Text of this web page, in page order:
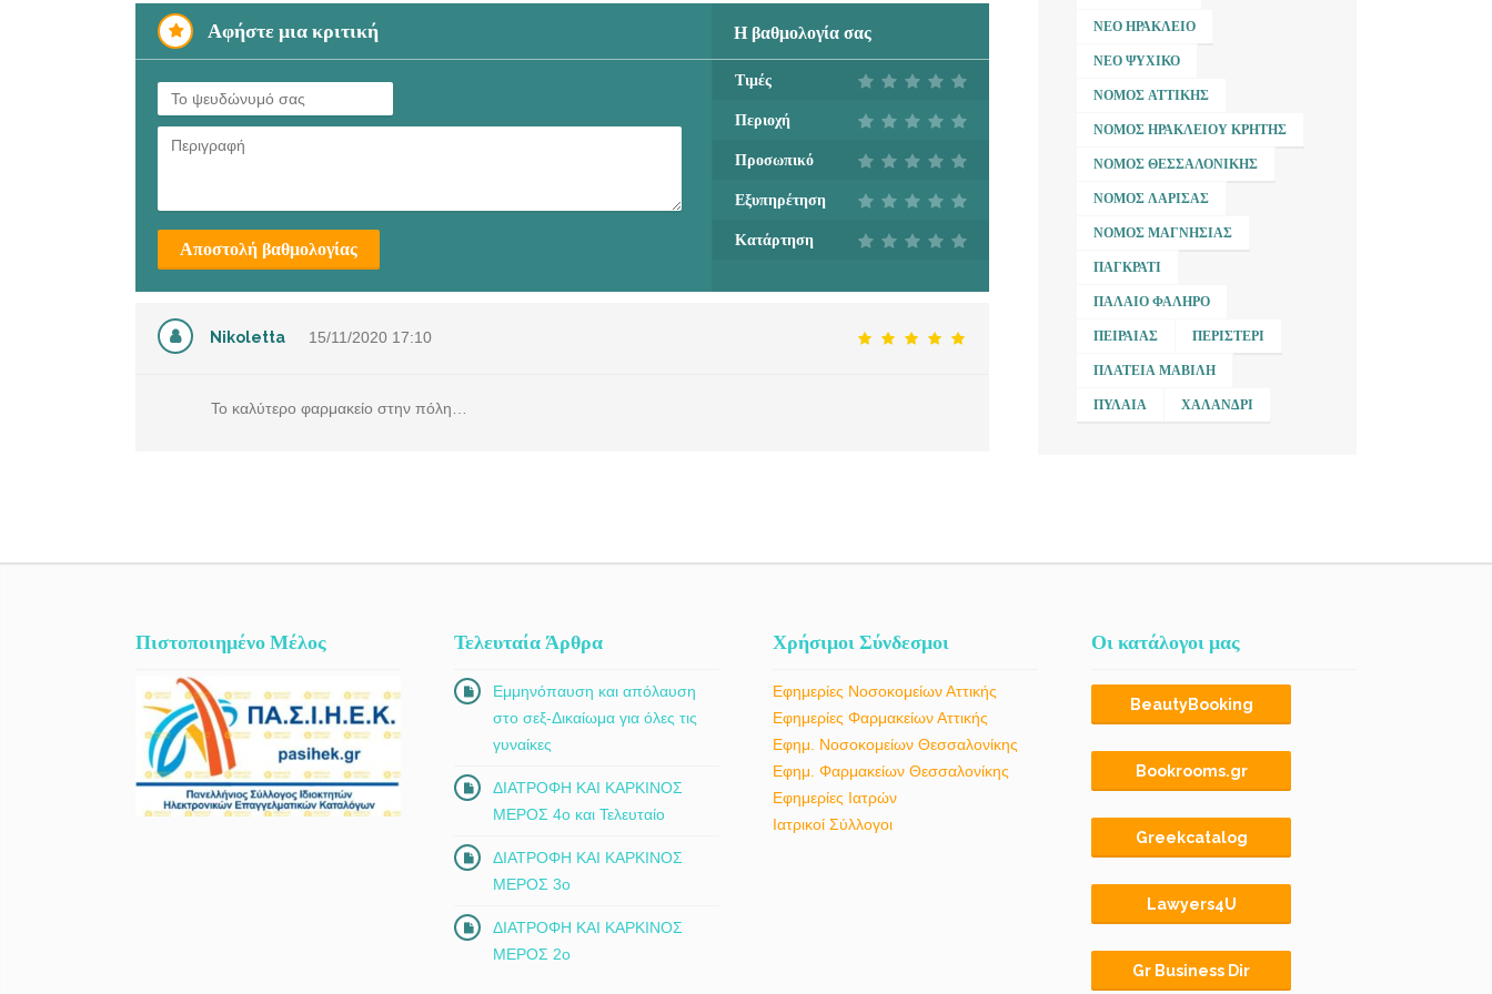
Αφήστε μια κριτική Η βαθμολογία σας
Τιμές
Περιοχή
Προσωπικό
Εξυπηρέτηση
Κατάρτηση
Αποστολή βαθμολογίας
Nikoletta 15/11/2020 17:10
Το καλύτερο φαρμακείο στην πόλη…
ΝΈΟ ΗΡΆΚΛΕΙΟ
ΝΈΟ ΨΥΧΙΚΌ
ΝΟΜΌΣ ΑΤΤΙΚΉΣ
ΝΟΜΌΣ ΗΡΑΚΛΕΊΟΥ ΚΡΉΤΗΣ
ΝΟΜΌΣ ΘΕΣΣΑΛΟΝΊΚΗΣ
ΝΟΜΌΣ ΛΆΡΙΣΑΣ
ΝΟΜΌΣ ΜΑΓΝΗΣΊΑΣ
ΠΑΓΚΡΆΤΙ
ΠΑΛΑΙΌ ΦΆΛΗΡΟ
ΠΕΙΡΑΙΆΣ ΠΕΡΙΣΤΈΡΙ
ΠΛΑΤΕΊΑ ΜΑΒΊΛΗ
ΠΥΛΑΊΑ ΧΑΛΆΝΔΡΙ
Πιστοποιημένο Μέλος Τελευταία Άρθρα
Εμμηνόπαυση και απόλαυση
στο σεξ-Δικαίωμα για όλες τις
γυναίκες
ΔΙΑΤΡΟΦΗ ΚΑΙ ΚΑΡΚΙΝΟΣ
ΜΕΡΟΣ 4ο και Τελευταίο
ΔΙΑΤΡΟΦΗ ΚΑΙ ΚΑΡΚΙΝΟΣ
ΜΕΡΟΣ 3ο
ΔΙΑΤΡΟΦΗ ΚΑΙ ΚΑΡΚΙΝΟΣ
ΜΕΡΟΣ 2ο
Χρήσιμοι Σύνδεσμοι
Εφημερίες Νοσοκομείων Αττικής
Εφημερίες Φαρμακείων Αττικής
Εφημ. Νοσοκομείων Θεσσαλονίκης
Εφημ. Φαρμακείων Θεσσαλονίκης
Εφημερίες Ιατρών
Ιατρικοί Σύλλογοι
Οι κατάλογοι μας
BeautyBooking
Bookrooms.gr
Greekcatalog
Lawyers4U
Gr Business Dir